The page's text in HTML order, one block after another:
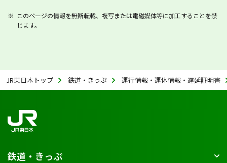
このページの情報を無断転載、複写または電磁媒体等に加工することを禁
じます。
JR東日本トップ 鉄道・きっぷ 運行情報・運休情報・遅延証明書
鉄道・きっぷ